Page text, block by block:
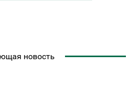
новость